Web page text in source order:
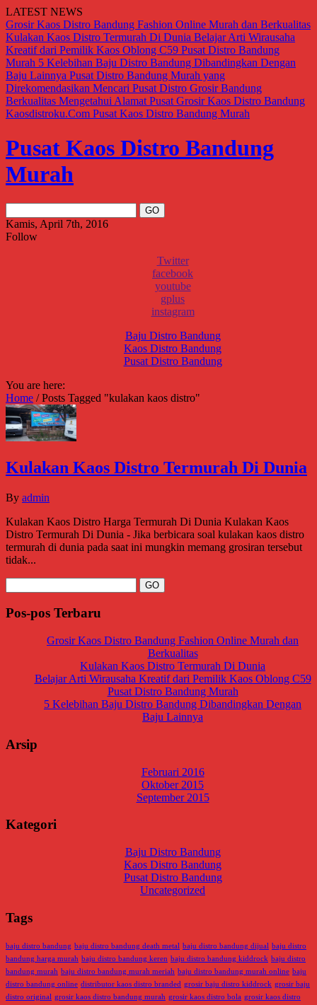
LATEST NEWS
Grosir Kaos Distro Bandung Fashion Online Murah dan Berkualitas
Kulakan Kaos Distro Termurah Di Dunia Belajar Arti Wirausaha
Kreatif dari Pemilik Kaos Oblong C59 Pusat Distro Bandung
Murah 5 Kelebihan Baju Distro Bandung Dibandingkan Dengan
Baju Lainnya Pusat Distro Bandung Murah yang
Direkomendasikan Mencari Pusat Distro Grosir Bandung
Berkualitas Mengetahui Alamat Pusat Grosir Kaos Distro Bandung
Kaosdistroku.Com Pusat Kaos Distro Bandung Murah
Pusat Kaos Distro Bandung
Murah
Kamis, April 7th, 2016
Follow
Twitter
facebook
youtube
gplus
instagram
Baju Distro Bandung
Kaos Distro Bandung
Pusat Distro Bandung
You are here:
Home /Posts Tagged "kulakan kaos distro"
Kulakan Kaos Distro Termurah Di Dunia
By admin
Kulakan Kaos Distro Harga Termurah Di Dunia Kulakan Kaos
Distro Termurah Di Dunia - Jika berbicara soal kulakan kaos distro
termurah di dunia pada saat ini mungkin memang grosiran tersebut
tidak...
Pos-pos Terbaru
Grosir Kaos Distro Bandung Fashion Online Murah dan
Berkualitas
Kulakan Kaos Distro Termurah Di Dunia
Belajar Arti Wirausaha Kreatif dari Pemilik Kaos Oblong C59
Pusat Distro Bandung Murah
5 Kelebihan Baju Distro Bandung Dibandingkan Dengan
Baju Lainnya
Arsip
Februari 2016
Oktober 2015
September 2015
Kategori
Baju Distro Bandung
Kaos Distro Bandung
Pusat Distro Bandung
Uncategorized
Tags
baju distro bandung baju distro bandung death metal baju distro bandung dijual baju distro
bandung harga murah baju distro bandung keren baju distro bandung kiddrock baju distro
bandung murah baju distro bandung murah meriah baju distro bandung murah online baju
distro bandung online distributor kaos distro branded grosir baju distro kiddrock grosir baju
distro original grosir kaos distro bandung murah grosir kaos distro bola grosir kaos distro